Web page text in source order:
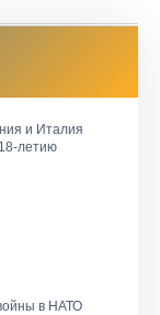
и Италия
летию
в НАТО